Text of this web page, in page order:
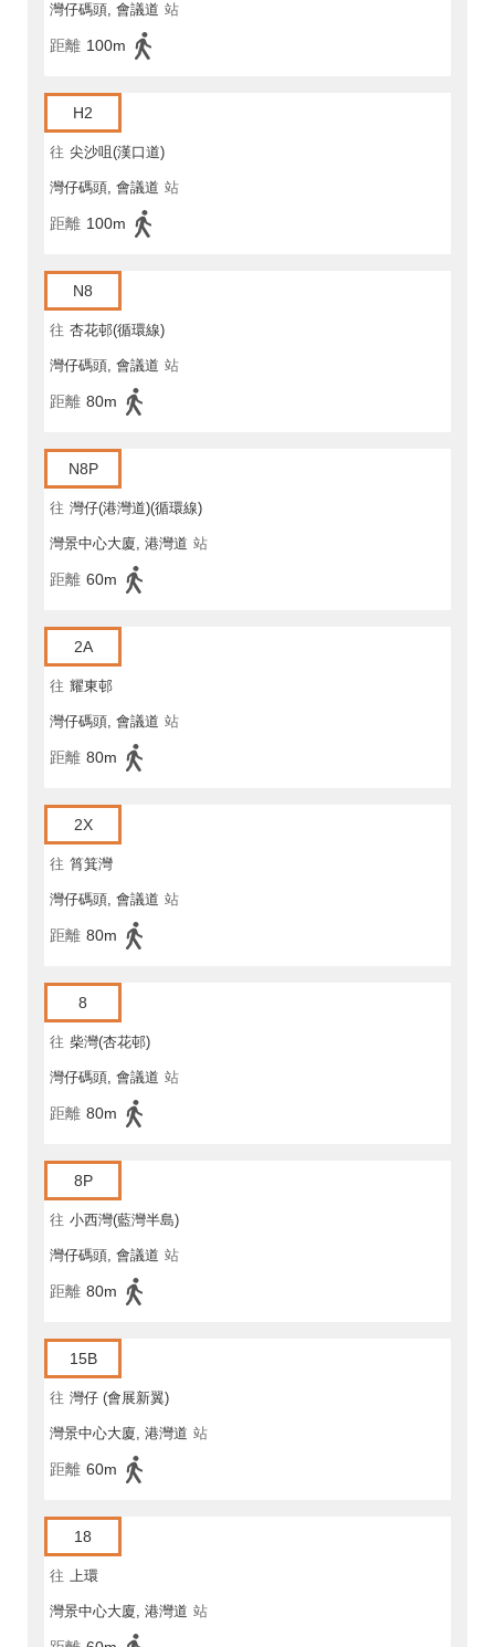
灣仔碼頭, 會議道 站
距離 100m
H2
往 尖沙咀(漢口道)
灣仔碼頭, 會議道 站
距離 100m
N8
往 杏花邨(循環線)
灣仔碼頭, 會議道 站
距離 80m
N8P
往 灣仔(港灣道)(循環線)
灣景中心大廈, 港灣道 站
距離 60m
2A
往 耀東邨
灣仔碼頭, 會議道 站
距離 80m
2X
往 筲箕灣
灣仔碼頭, 會議道 站
距離 80m
8
往 柴灣(杏花邨)
灣仔碼頭, 會議道 站
距離 80m
8P
往 小西灣(藍灣半島)
灣仔碼頭, 會議道 站
距離 80m
15B
往 灣仔 (會展新翼)
灣景中心大廈, 港灣道 站
距離 60m
18
往 上環
灣景中心大廈, 港灣道 站